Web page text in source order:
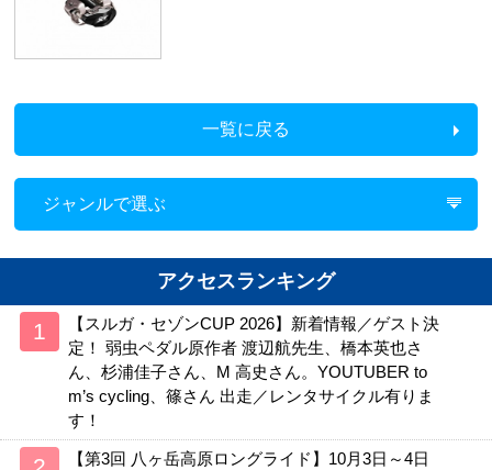
一覧に戻る
ジャンルで選ぶ
アクセスランキング
【スルガ・セゾンCUP 2026】新着情報／ゲスト決
定！ 弱虫ペダル原作者 渡辺航先生、橋本英也さ
ん、杉浦佳子さん、M 高史さん。YOUTUBER to
m’s cycling、篠さん 出走／レンタサイクル有りま
す！
【第3回 八ヶ岳高原ロングライド】10月3日～4日